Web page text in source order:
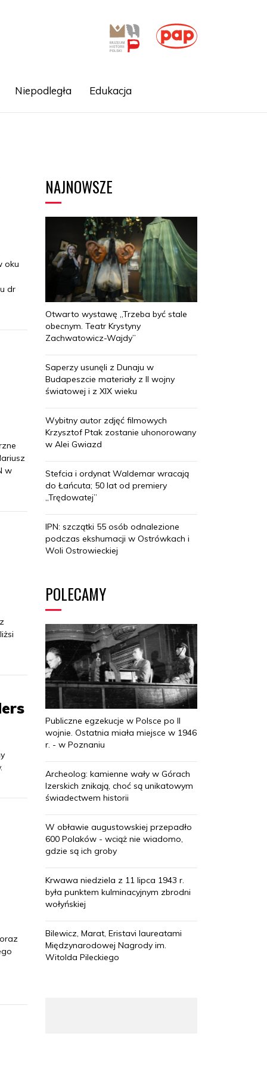
Niepodległa Edukacja
oku
dr
w
NAJNOWSZE
Otwarto wystawę „Trzeba być stale
obecnym. Teatr Krystyny
Zachwatowicz-Wajdy”
Saperzy usunęli z Dunaju w
Budapeszcie materiały z II wojny
światowej i z XIX wieku
Wybitny autor zdjęć filmowych
Krzysztof Ptak zostanie uhonorowany
w Alei Gwiazd
Stefcia i ordynat Waldemar wracają
do Łańcuta; 50 lat od premiery
„Trędowatej”
IPN: szczątki 55 osób odnalezione
podczas ekshumacji w Ostrówkach i
Woli Ostrowieckiej
POLECAMY
Publiczne egzekucje w Polsce po II
wojnie. Ostatnia miała miejsce w 1946
r. - w Poznaniu
Archeolog: kamienne wały w Górach
Izerskich znikają, choć są unikatowym
świadectwem historii
W obławie augustowskiej przepadło
600 Polaków - wciąż nie wiadomo,
gdzie są ich groby
Krwawa niedziela z 11 lipca 1943 r.
była punktem kulminacyjnym zbrodni
wołyńskiej
Bilewicz, Marat, Eristavi laureatami
Międzynarodowej Nagrody im.
Witolda Pileckiego